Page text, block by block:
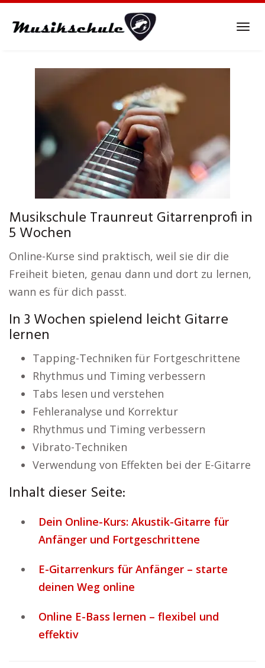
Musikschule Traunreut Gitarrenprofi in
5 Wochen
Online-Kurse sind praktisch, weil sie dir die
Freiheit bieten, genau dann und dort zu lernen,
wann es für dich passt.
In 3 Wochen spielend leicht Gitarre
lernen
Tapping-Techniken für Fortgeschrittene
Rhythmus und Timing verbessern
Tabs lesen und verstehen
Fehleranalyse und Korrektur
Rhythmus und Timing verbessern
Vibrato-Techniken
Verwendung von Effekten bei der E-Gitarre
Inhalt dieser Seite:
Dein Online-Kurs: Akustik-Gitarre für
Anfänger und Fortgeschrittene
E-Gitarrenkurs für Anfänger – starte
deinen Weg online
Online E-Bass lernen – flexibel und
effektiv